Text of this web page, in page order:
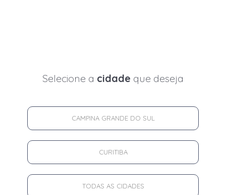
Selecione a cidade que deseja
CAMPINA GRANDE DO SUL
CURITIBA
TODAS AS CIDADES